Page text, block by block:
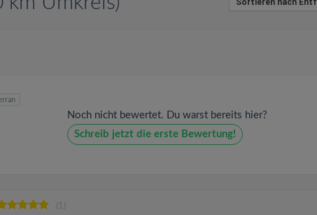
Sortieren nach
Noch nicht bewertet. Du warst bereits hier?
Schreib jetzt die erste Bewertung!
(1)